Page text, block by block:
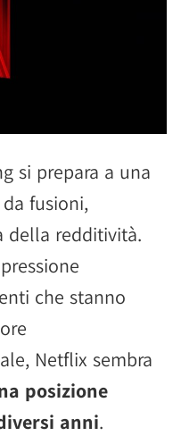
si prepara a una
fusioni,
della redditività.
che stanno
Netflix sembra
posizione
anni.